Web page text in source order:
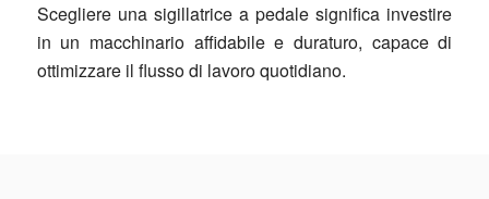
Scegliere una sigillatrice a pedale significa investire
in un macchinario affidabile e duraturo, capace di
ottimizzare il flusso di lavoro quotidiano.